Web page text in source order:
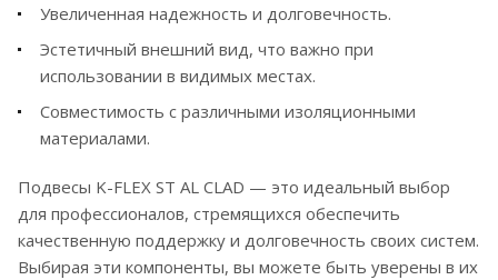
Увеличенная надежность и долговечность.
Эстетичный внешний вид, что важно при
использовании в видимых местах.
Совместимость с различными изоляционными
материалами.
Подвесы K-FLEX ST AL CLAD — это идеальный выбор
для профессионалов, стремящихся обеспечить
качественную поддержку и долговечность своих систем.
Выбирая эти компоненты, вы можете быть уверены в их